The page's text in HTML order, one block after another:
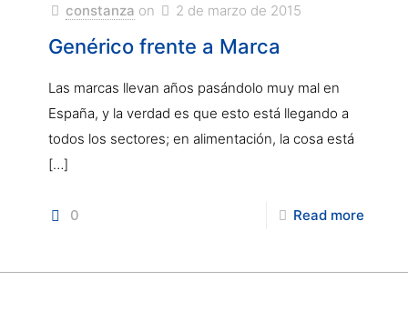
constanza on 2 de marzo de 2015
Genérico frente a Marca
Las marcas llevan años pasándolo muy mal en
España, y la verdad es que esto está llegando a
todos los sectores; en alimentación, la cosa está
[…]
0 Read more